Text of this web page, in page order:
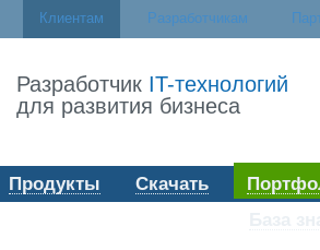
Клиентам Разработчикам
Разработчик IT-технологий
для развития бизнеса
Продукты Скачать